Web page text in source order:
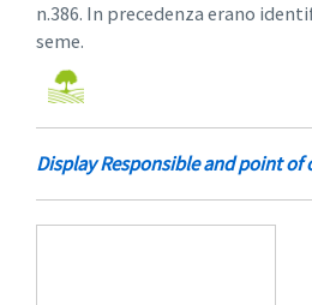
n.386. In precedenza erano
seme.
Display Responsible and point